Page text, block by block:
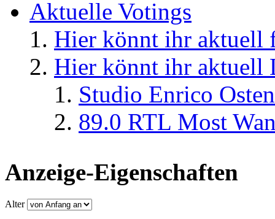
Aktuelle Votings
Hier könnt ihr aktuell
Hier könnt ihr aktuell
Studio Enrico
89.0 RTL Most
Anzeige-Eigenschaften
Alter